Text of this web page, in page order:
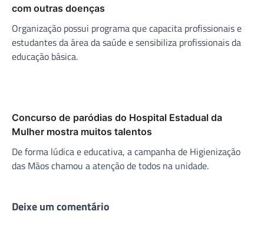
com outras doenças
Organização possui programa que capacita profissionais e
estudantes da área da saúde e sensibiliza profissionais da
educação básica.
Concurso de paródias do Hospital Estadual da
Mulher mostra muitos talentos
De forma lúdica e educativa, a campanha de Higienização
das Mãos chamou a atenção de todos na unidade.
Deixe um comentário